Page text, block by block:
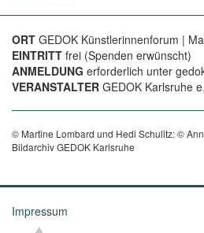
ORT GEDOK Künstlerinnenforum |
EINTRITT frei (Spenden erwünscht)
ANMELDUNG erforderlich unter
VERANSTALTER GEDOK Karlsruhe
© Martine Lombard und Hedi Schulitz: ©
Bildarchiv GEDOK Karlsruhe
Impressum